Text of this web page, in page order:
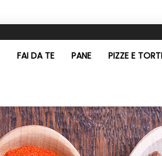
FAI DA TE PANE PIZZE E